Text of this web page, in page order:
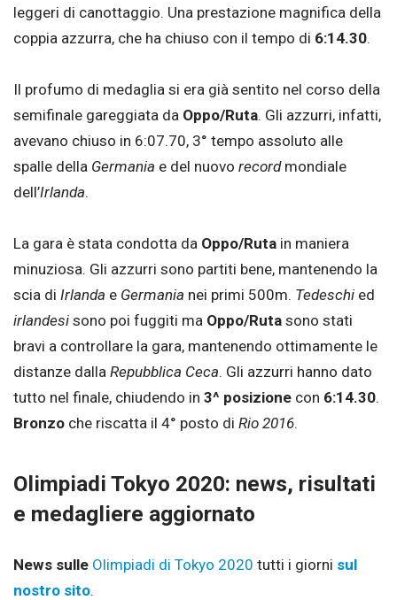
leggeri di canottaggio. Una prestazione magnifica della
coppia azzurra, che ha chiuso con il tempo di 6:14.30.
Il profumo di medaglia si era già sentito nel corso della
semifinale gareggiata da Oppo/Ruta. Gli azzurri, infatti,
avevano chiuso in 6:07.70, 3° tempo assoluto alle
spalle della Germania e del nuovo record mondiale
dell’Irlanda.
La gara è stata condotta da Oppo/Ruta in maniera
minuziosa. Gli azzurri sono partiti bene, mantenendo la
scia di Irlanda e Germania nei primi 500m. Tedeschi ed
irlandesi sono poi fuggiti ma Oppo/Ruta sono stati
bravi a controllare la gara, mantenendo ottimamente le
distanze dalla Repubblica Ceca. Gli azzurri hanno dato
tutto nel finale, chiudendo in 3^ posizione con 6:14.30.
Bronzo che riscatta il 4° posto di Rio 2016.
Olimpiadi Tokyo 2020: news, risultati
e medagliere aggiornato
News sulle Olimpiadi di Tokyo 2020 tutti i giorni sul
nostro sito.